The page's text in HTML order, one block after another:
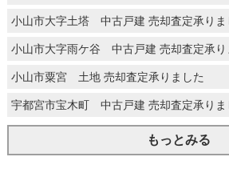
小山市大字土塔 中古戸建 売却査定承りま
小山市大字雨ケ谷 中古戸建 売却査定承り
小山市粟宮 土地 売却査定承りました
宇都宮市宝木町 中古戸建 売却査定承りま
もっとみる